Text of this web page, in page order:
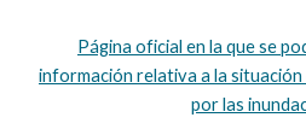
Página oficial en la que se
información relativa a la
por las